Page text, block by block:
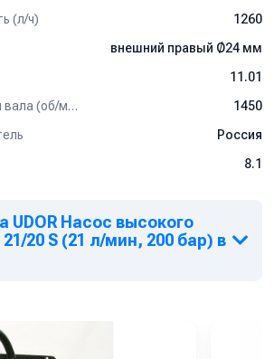
(л/ч)
1260
внешний правый Ø24 мм
11.01
Скорость вращения вала (об/мин)
1450
Россия
8.1
UDOR Насос высокого
20 S (21 л/мин, 200 бар) в